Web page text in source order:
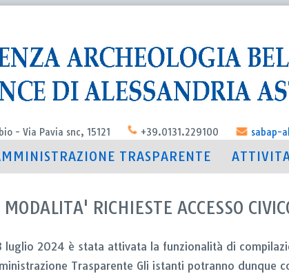
- Via Pavia snc, 15121 +39.0131.229100 sabap-
TRASPARENTE
RICHIESTE ACCESSO
luglio 2024 è stata attivata la funzionalità di
Trasparente Gli istanti potranno dunque